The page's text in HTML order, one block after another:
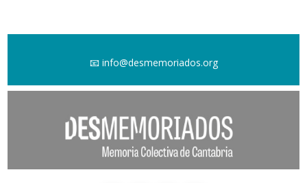
📧 info@desmemoriados.org